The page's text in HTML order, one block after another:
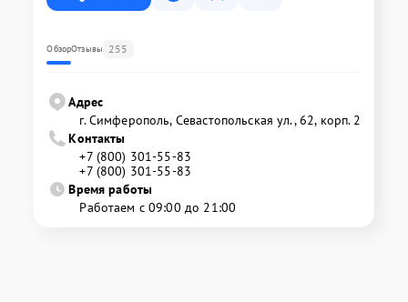
ОбзорОтзывы 255
Адрес
г. Симферополь, Севастопольская ул., 62, корп. 2
Контакты
+7 (800) 301-55-83
+7 (800) 301-55-83
Время работы
Работаем с 09:00 до 21:00